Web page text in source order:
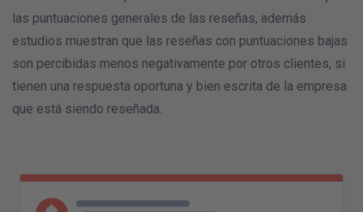
las puntuaciones generales de las reseñas, además
estudios muestran que las reseñas con puntuaciones bajas
son percibidas menos negativamente por otros clientes, si
tienen una respuesta oportuna y bien escrita de la empresa
que está siendo reseñada.